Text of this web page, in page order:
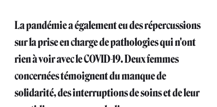
La pandémie a également eu des répercussions
sur la prise en charge de pathologies qui n'ont
rien à voir avec le COVID-19. Deux femmes
concernées témoignent du manque de
solidarité, des interruptions de soins et de leur